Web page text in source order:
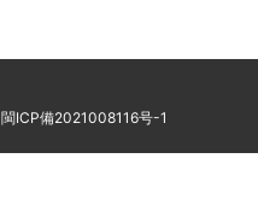
閩ICP備2021008116号-1